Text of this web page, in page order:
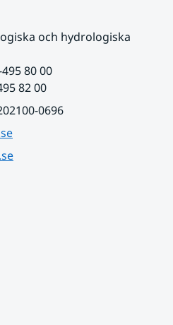
och hydrologiska
80 00
82 00
0696